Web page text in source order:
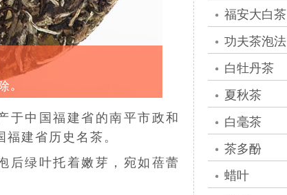
于中国福建省 的南平市政和
福建省历史名茶。
后绿叶托着嫩芽 ，宛如 蓓蕾
福安大白茶
功夫茶泡法
白牡丹茶
夏秋茶
白毫茶
茶多酚
蜡叶